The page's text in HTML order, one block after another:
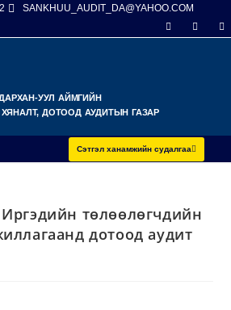
SANKHUU_AUDIT_DA@YAHOO.COM
УУЛ АЙМГИЙН
ХЯНАЛТ, ДОТООД АУДИТЫН ГАЗАР
Сэтгэл ханамжийн судалгаа
төлөөлөгчдийн
дотоод аудит